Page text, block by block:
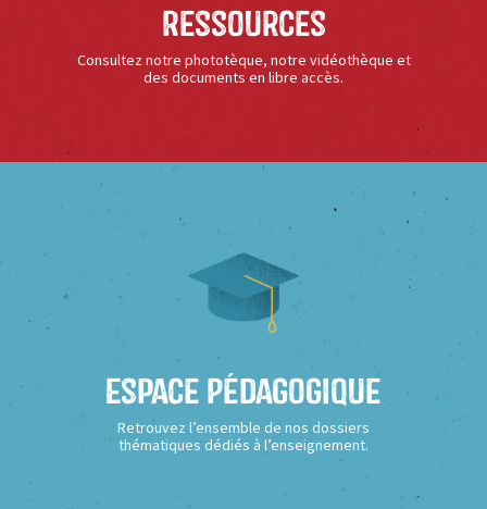
Ressources
Consultez notre phototèque, notre vidéothèque et
des documents en libre accès.
Espace Pédagogique
Retrouvez l’ensemble de nos dossiers
thématiques dédiés à l’enseignement.